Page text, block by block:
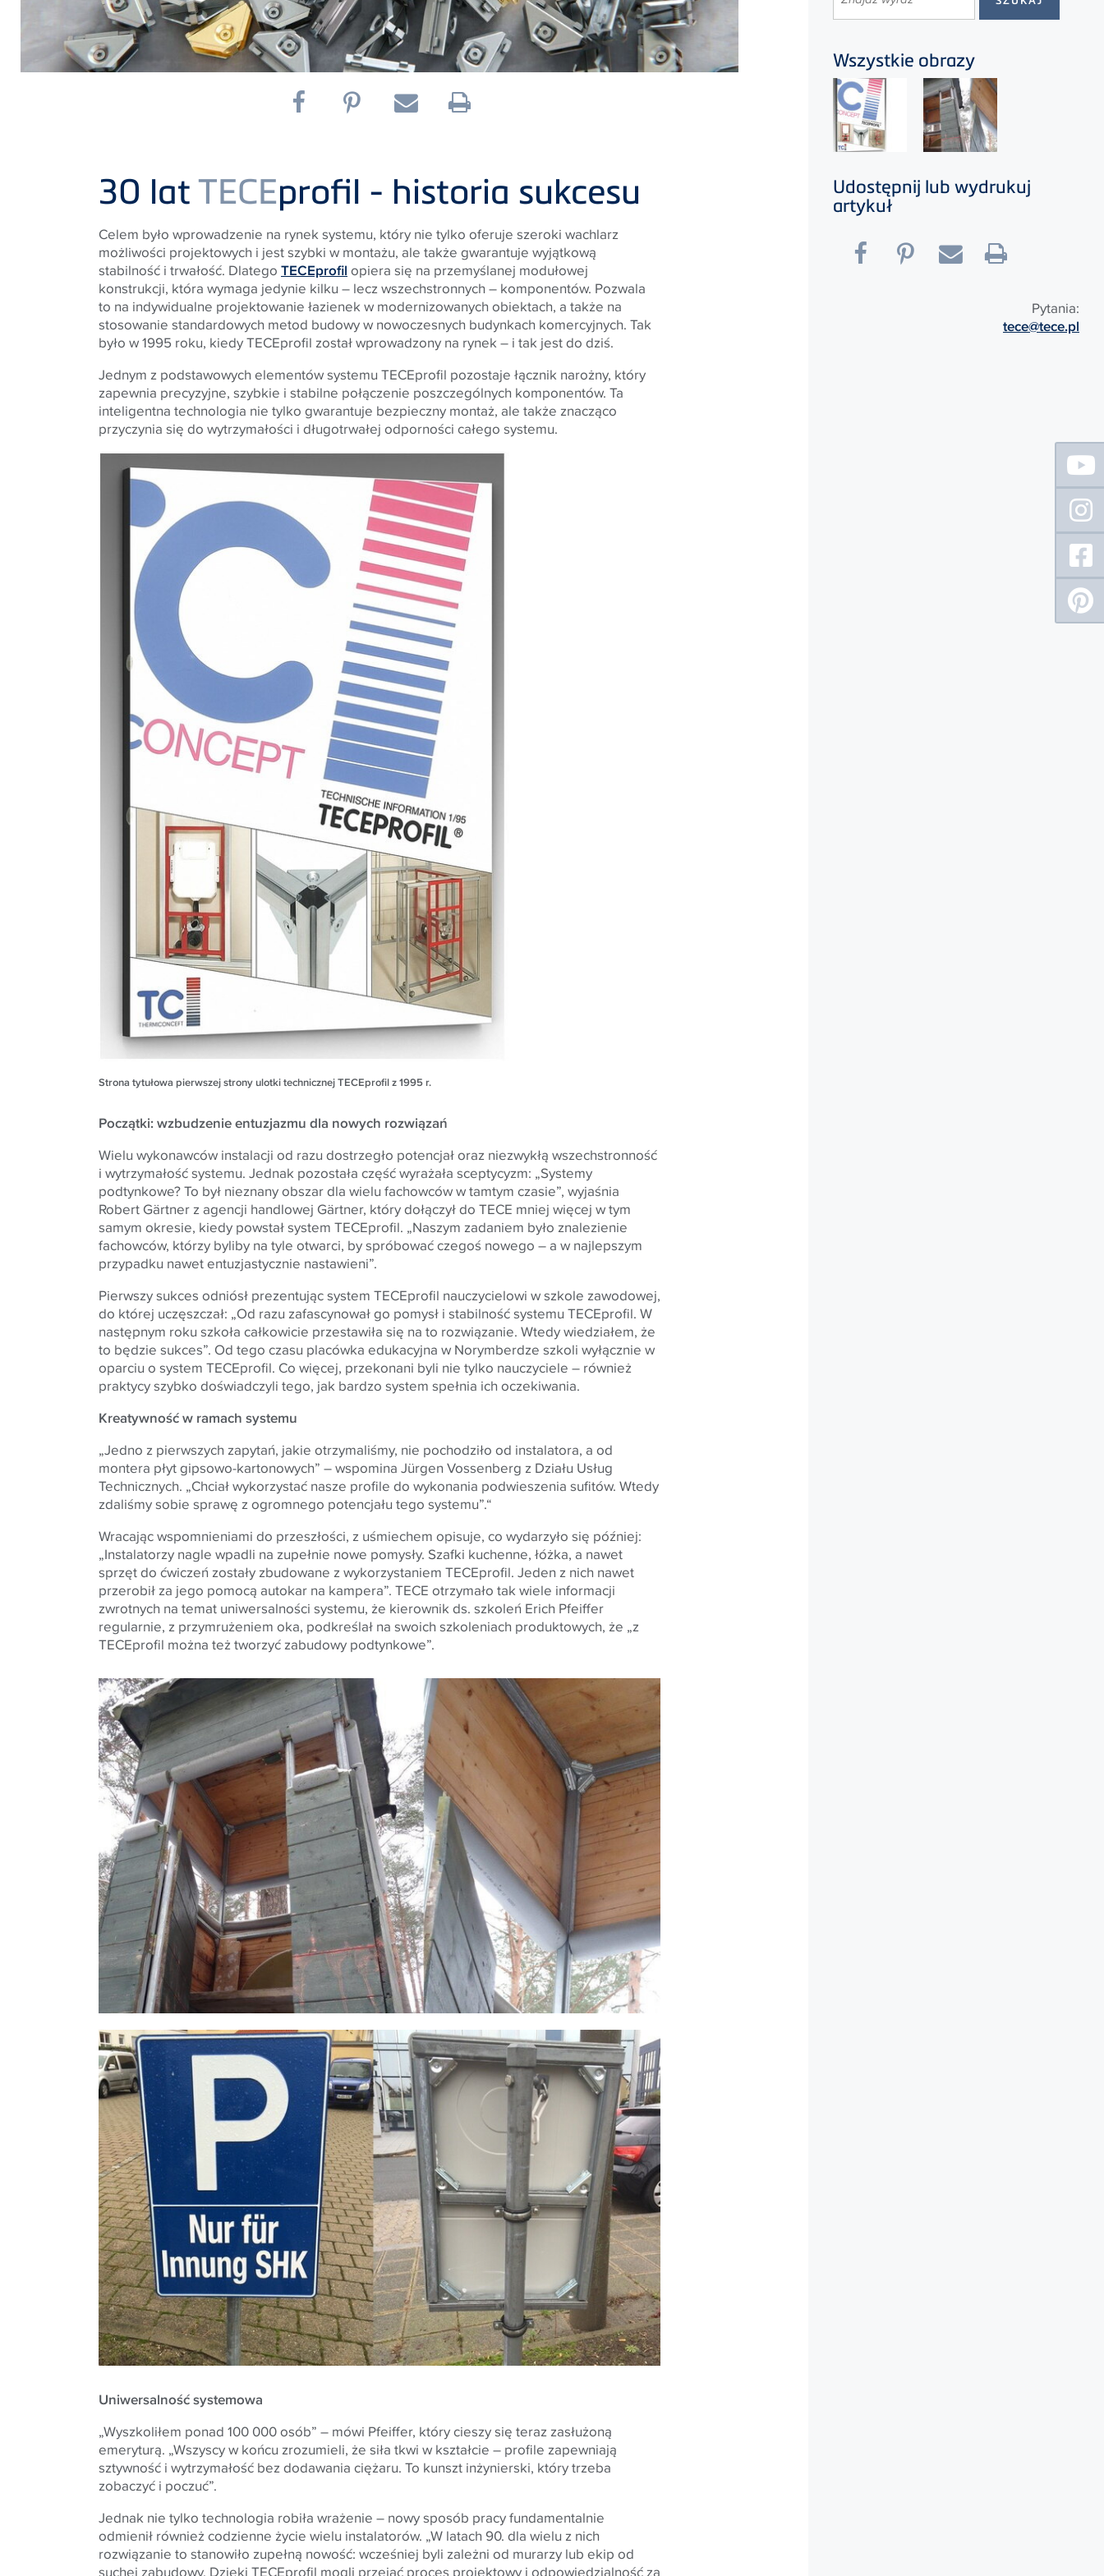
30 latTECEprofil - historia sukcesu
Celem było wprowadzenie na rynek systemu, który nie tylko oferuje szeroki wachlarz
możliwości projektowych i jest szybki w montażu, ale także gwarantuje wyjątkową
stabilność i trwałość. Dlatego TECEprofil opiera się na przemyślanej modułowej
konstrukcji, która wymaga jedynie kilku – lecz wszechstronnych – komponentów. Pozwala
to na indywidualne projektowanie łazienek w modernizowanych obiektach, a także na
stosowanie standardowych metod budowy w nowoczesnych budynkach komercyjnych. Tak
było w 1995 roku, kiedy TECEprofil został wprowadzony na rynek – i tak jest do dziś.
Jednym z podstawowych elementów systemu TECEprofil pozostaje łącznik narożny, który
zapewnia precyzyjne, szybkie i stabilne połączenie poszczególnych komponentów. Ta
inteligentna technologia nie tylko gwarantuje bezpieczny montaż, ale także znacząco
przyczynia się do wytrzymałości i długotrwałej odporności całego systemu.
Strona tytułowa pierwszej strony ulotki technicznej TECEprofil z 1995 r.
Początki: wzbudzenie entuzjazmu dla nowych rozwiązań
Wielu wykonawców instalacji od razu dostrzegło potencjał oraz niezwykłą wszechstronność
i wytrzymałość systemu. Jednak pozostała część wyrażała sceptycyzm: „Systemy
podtynkowe? To był nieznany obszar dla wielu fachowców w tamtym czasie”, wyjaśnia
Robert Gärtner z agencji handlowej Gärtner, który dołączył do TECE mniej więcej w tym
samym okresie, kiedy powstał system TECEprofil. „Naszym zadaniem było znalezienie
fachowców, którzy byliby na tyle otwarci, by spróbować czegoś nowego – a w najlepszym
przypadku nawet entuzjastycznie nastawieni”.
Pierwszy sukces odniósł prezentując system TECEprofil nauczycielowi w szkole zawodowej,
do której uczęszczał: „Od razu zafascynował go pomysł i stabilność systemu TECEprofil. W
następnym roku szkoła całkowicie przestawiła się na to rozwiązanie. Wtedy wiedziałem, że
to będzie sukces”. Od tego czasu placówka edukacyjna w Norymberdze szkoli wyłącznie w
oparciu o system TECEprofil. Co więcej, przekonani byli nie tylko nauczyciele – również
praktycy szybko doświadczyli tego, jak bardzo system spełnia ich oczekiwania.
Kreatywność w ramach systemu
„Jedno z pierwszych zapytań, jakie otrzymaliśmy, nie pochodziło od instalatora, a od
montera płyt gipsowo-kartonowych” – wspomina Jürgen Vossenberg z Działu Usług
Technicznych. „Chciał wykorzystać nasze profile do wykonania podwieszenia sufitów. Wtedy
zdaliśmy sobie sprawę z ogromnego potencjału tego systemu”.“
Wracając wspomnieniami do przeszłości, z uśmiechem opisuje, co wydarzyło się później:
„Instalatorzy nagle wpadli na zupełnie nowe pomysły. Szafki kuchenne, łóżka, a nawet
sprzęt do ćwiczeń zostały zbudowane z wykorzystaniem TECEprofil. Jeden z nich nawet
przerobił za jego pomocą autokar na kampera”. TECE otrzymało tak wiele informacji
zwrotnych na temat uniwersalności systemu, że kierownik ds. szkoleń Erich Pfeiffer
regularnie, z przymrużeniem oka, podkreślał na swoich szkoleniach produktowych, że „z
TECEprofil można też tworzyć zabudowy podtynkowe”.
Uniwersalność systemowa
„Wyszkoliłem ponad 100 000 osób” – mówi Pfeiffer, który cieszy się teraz zasłużoną
emeryturą. „Wszyscy w końcu zrozumieli, że siła tkwi w kształcie – profile zapewniają
sztywność i wytrzymałość bez dodawania ciężaru. To kunszt inżynierski, który trzeba
zobaczyć i poczuć”.
Jednak nie tylko technologia robiła wrażenie – nowy sposób pracy fundamentalnie
odmienił również codzienne życie wielu instalatorów. „W latach 90. dla wielu z nich
rozwiązanie to stanowiło zupełną nowość: wcześniej byli zależni od murarzy lub ekip od
suchej zabudowy. Dzięki TECEprofil mogli przejąć proces projektowy i odpowiedzialność za
Wszystkie obrazy
Udostępnij lub wydrukuj
artykuł
Pytania:
tece@tece.pl
Floating